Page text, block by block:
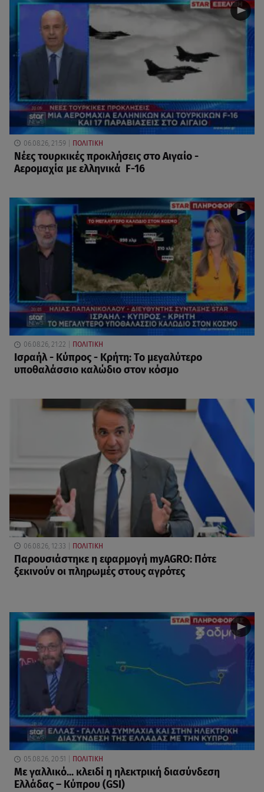
06.08.26, 21:59 ΠΟΛΙΤΙΚΗ
Νέες τουρκικές προκλήσεις στο Αιγαίο -
Αερομαχία με ελληνικά F-16
06.08.26, 21:22 ΠΟΛΙΤΙΚΗ
Ισραήλ - Κύπρος - Κρήτη: Το μεγαλύτερο
υποθαλάσσιο καλώδιο στον κόσμο
06.08.26, 12:33 ΠΟΛΙΤΙΚΗ
Παρουσιάστηκε η εφαρμογή myAGRO: Πότε
ξεκινούν οι πληρωμές στους αγρότες
05.08.26, 20:51 ΠΟΛΙΤΙΚΗ
Με γαλλικό... κλειδί η ηλεκτρική διασύνδεση
Ελλάδας – Κύπρου (GSI)